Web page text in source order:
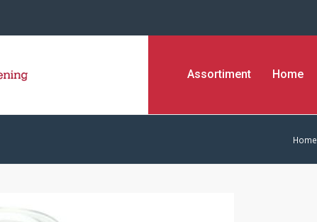
Assortiment Home
Home